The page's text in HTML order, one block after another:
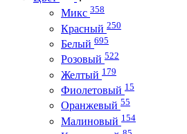
Микс 358
Красный 250
Белый 695
Розовый 522
Желтый 179
Фиолетовый 15
Оранжевый 55
Малиновый 154